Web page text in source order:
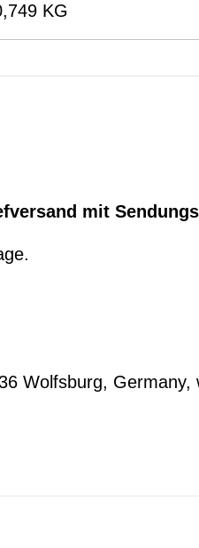
KG
mit
Wolfsburg,